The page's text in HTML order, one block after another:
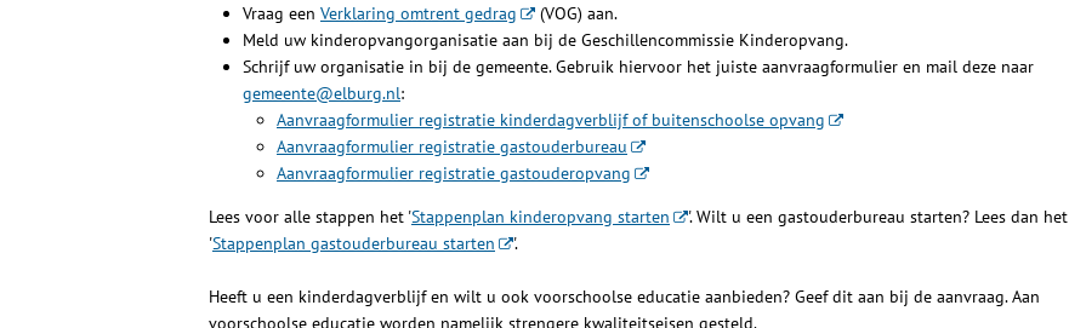
Vraag een Verklaring omtrent gedrag
(VOG) aan.
Meld uw kinderopvangorganisatie aan bij de Geschillencommissie Kinderopvang.
Schrijf uw organisatie in bij de gemeente. Gebruik hiervoor het juiste aanvraagformulier en mail deze naar
gemeente@elburg.nl:
Aanvraagformulier registratie kinderdagverblijf of buitenschoolse opvang
Aanvraagformulier registratie gastouderbureau
Aanvraagformulier registratie gastouderopvang
Lees voor alle stappen het 'Stappenplan kinderopvang starten
'. Wilt u een gastouderbureau starten? Lees dan het
'Stappenplan gastouderbureau starten '.
Heeft u een kinderdagverblijf en wilt u ook voorschoolse educatie aanbieden? Geef dit aan bij de aanvraag. Aan
voorschoolse educatie worden namelijk strengere kwaliteitseisen gesteld.